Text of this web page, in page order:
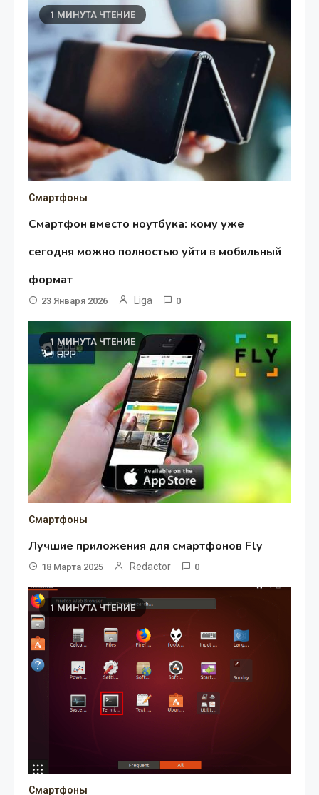
1 МИНУТА ЧТЕНИЕ
Смартфоны
Смартфон вместо ноутбука: кому уже
сегодня можно полностью уйти в мобильный
формат
23 Января 2026 Liga 0
1 МИНУТА ЧТЕНИЕ
Смартфоны
Лучшие приложения для смартфонов Fly
18 Марта 2025 Redactor 0
1 МИНУТА ЧТЕНИЕ
Смартфоны